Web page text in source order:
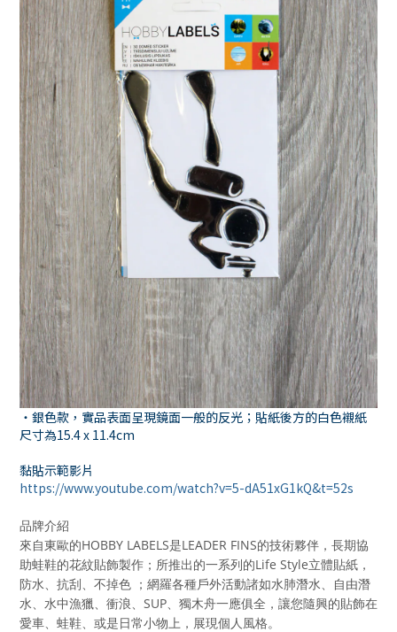
・銀色款，實品表面呈現鏡面一般的反光；貼紙後方的白色襯紙
尺寸為15.4 x 11.4cm
黏貼示範影片
https://www.youtube.com/watch?v=5-dA51xG1kQ&t=52s
品牌介紹
來自東歐的HOBBY LABELS是LEADER FINS的技術夥伴，長期協
助蛙鞋的花紋貼飾製作；所推出的一系列的Life Style立體貼紙，
防水、抗刮、不掉色 ；網羅各種戶外活動諸如水肺潛水、自由潛
水、水中漁獵、衝浪、SUP、獨木舟一應俱全，讓您隨興的貼飾在
愛車、蛙鞋、或是日常小物上，展現個人風格。